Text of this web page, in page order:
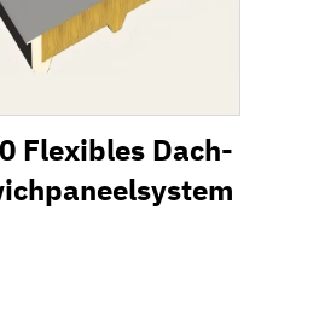
Flexibles Dach-